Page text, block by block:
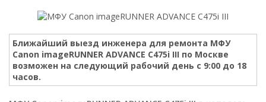
Ближайший выезд инженера для ремонта МФУ
Canon imageRUNNER ADVANCE C475i III по Москве
возможен на следующий рабочий день с 9:00 до 18
часов.